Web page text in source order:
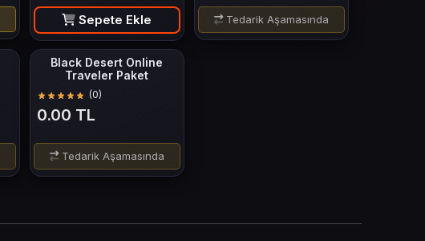
Sepete Ekle Tedarik Aşamasında
Black Desert Online
Traveler Paket
(0)
0.00 TL
Tedarik Aşamasında